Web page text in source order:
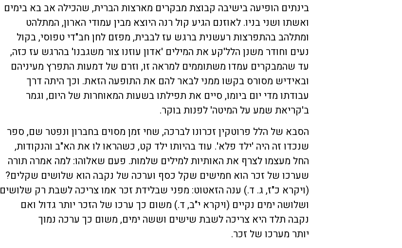
בינתים הופיעה בישיבה קבוצת מבקרים מארצות הברית, שהכילה אב בא בימים
ואשתו ושני בניו. לאוזנם הגיע קול רנה היוצא מבין עמודי הארון, המתלהט
ומתלהב בהתפרצות רעשנית ברגש עז לבבית, מפזם לחן חב"די טפוסי, בקול
נעים וחודר משנן הלל'קע את המילים 'אדון עוזנו צור משגבנו' בהרגש עז כזה,
עד שהמבקרים עמדו משתוממים למראה זו, וזרם של דמעות התפרץ מעיניהם
ובאידיש מסורס בקשו ממני לבאר להם את התופעה הזאת. וכך היתה דרך
עבודתו מדי יום ביומו, סיים את תפילתו בשעות המאוחרות של היום, וגמר
ב'קריאת שמע על המיטה' לפנות בוקר.
הסבא של הלל פרוטקין זכרונו לברכה, שחי זמן מסוים בחברון ונפטר שם, ספר
שנכדו זה היה 'ילד פלא'. עוד בהיותו ילד קט, כשהראו לו את הא"ב והנקודות,
החל מעצמו לצרף את האותיות למילים שלמות. פעם שאלוהו: למה אמרה תורה
שערכו של זכר הוא חמישים שקל כסף וערכה של נקבה הוא שלושים שקלים?
(ויקרא כ"ז, ג. ד.) ענה הזאטוט: מפני שבלידת זכר אמו צריכה לשבת רק שלושים
ושלושה ימים נקיים (ויקרא י"ב, ד.) משום כך ערכו של הזכר יותר גדול ואם
נקבה תלד היא צריכה לשבת שישים וששה ימים, משום כך ערכה נמוך
יותר מערכו של זכר.